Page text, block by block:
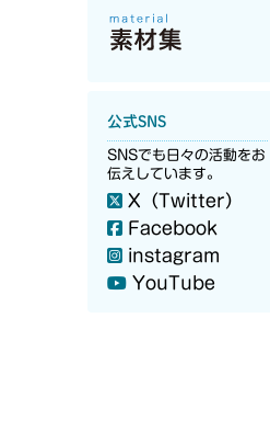
公式SNS
SNSでも日々の活動をお
伝えしています。
X（Twitter）
Facebook
instagram
YouTube